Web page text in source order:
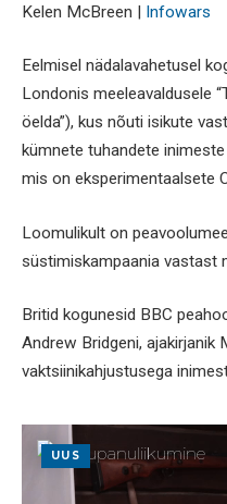
Kelen McBreen | Infowars
Eelmisel nädalavahetusel
Londonis meeleavaldusele
öelda”), kus nõuti isikute
kümnete tuhandete
mis on eksperimentaalsete
Loomulikult on
süstimiskampaania vastast
Britid kogunesid BBC
Andrew Bridgeni, ajakirjanik
vaktsiinikahjustusega
UUS